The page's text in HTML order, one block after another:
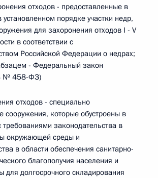
отходов - предоставленные в
порядке участки недр,
для захоронения отходов I - V
в соответствии с
Российской Федерации о недрах;
- Федеральный закон
№ 458-ФЗ)
отходов - специально
сооружения, которые обустроены в
требованиями законодательства в
окружающей среды и
в области обеспечения санитарно-
благополучия населения и
для долгосрочного складирования